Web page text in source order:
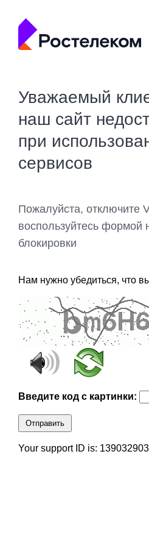
Уважаемый
наш сайт
при
сервисов
Пожалуйста, отключите
воспользуйтесь формой
блокировки
Нам нужно убедиться, что
Введите код с картинки:
Отправить
Your support ID is: